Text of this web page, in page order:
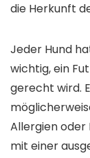
die Herkunft
Jeder Hund
wichtig, ein
gerecht wird.
Allergien oder
mit einer